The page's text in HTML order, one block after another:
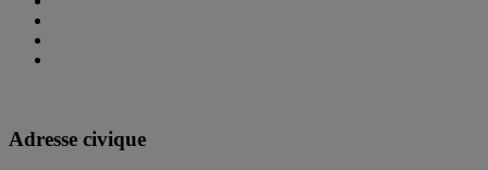
Adresse civique